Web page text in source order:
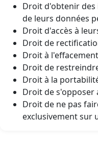
Droit d'obtenir
de leurs données
Droit d'accès à
Droit de
Droit à
Droit de
Droit à la
Droit de s'opposer
Droit de ne pas
exclusivement sur